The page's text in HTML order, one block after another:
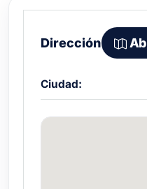
📧Correo:
Preguntas
¿Tiene aire
Sí. Áreas sociales,
cuentan con AC.
Dirección
Ciudad: